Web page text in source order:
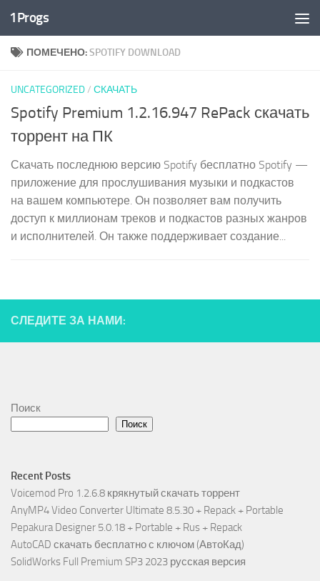
Перейти к содержимому
1Progs
ПОМЕЧЕНО:SPOTIFY DOWNLOAD
UNCATEGORIZED/ СКАЧАТЬ
Spotify Premium 1.2.16.947 RePack скачать
торрент на ПК
Скачать последнюю версию Spotify бесплатно Spotify —
приложение для прослушивания музыки и подкастов
на вашем компьютере. Он позволяет вам получить
доступ к миллионам треков и подкастов разных жанров
и исполнителей. Он также поддерживает создание...
СЛЕДИТЕ ЗА НАМИ:
Поиск
Поиск
Recent Posts
Voicemod Pro 1.2.6.8 крякнутый скачать торрент
AnyMP4 Video Converter Ultimate 8.5.30 + Repack + Portable
Pepakura Designer 5.0.18 + Portable + Rus + Repack
AutoCAD скачать бесплатно с ключом (АвтоКад)
SolidWorks Full Premium SP3 2023 русская версия